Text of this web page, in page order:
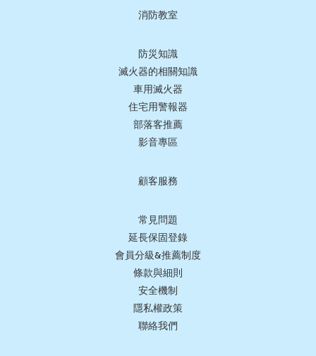
消防教室
防災知識
滅火器的相關知識
車用滅火器
住宅用警報器
部落客推薦
影音專區
顧客服務
常見問題
延長保固登錄
會員分級&推薦制度
條款與細則
安全機制
隱私權政策
聯絡我們